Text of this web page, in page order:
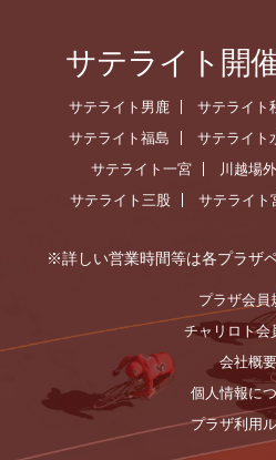
サテライト開
サテライト男鹿 サテライト
サテライト福島
サテライト
サテライト一宮
川越場外
サテライト三股
サテライト
※詳しい営業時間等は各プラザ
プラザ会員
チャリロト会
会社概要
個人情報に
プラザ利用